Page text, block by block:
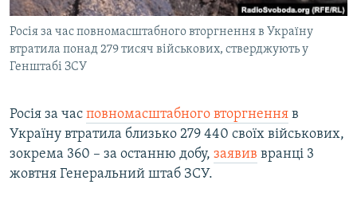
УКРАЇНСЬКА ПРОБЛЕМА КРИМУ
ІНФОГРАФІКА
ДОЛУЧАЙСЯ!
Усі сайти RFE/RL
Росія за час повномасштабного вторгнення в Україну
втратила понад 279 тисяч військових, стверджують у
Генштабі ЗСУ
Росія за час повномасштабного вторгнення в
Україну втратила близько 279 440 своїх військових,
зокрема 360 – за останню добу, заявив вранці 3
жовтня Генеральний штаб ЗСУ.